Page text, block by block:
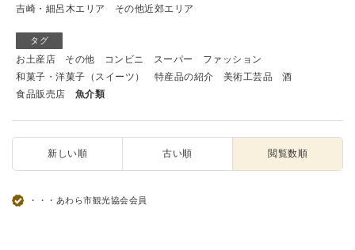
吉崎・細呂木エリア
その他近郊エリア
タグ
お土産店 その他 コンビニ スーパー
ファッション
和菓子・洋菓子（スイーツ）
特産品の紹介 美術工芸品
酒
食品販売店
魚介類
新しい順 古い順 閲覧数順
・・・あわら市観光協会会員